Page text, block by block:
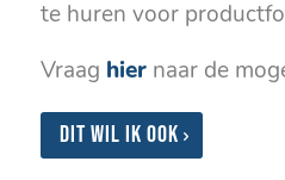
te huren voor
Vraag hier naar de
Dit wil ik ook